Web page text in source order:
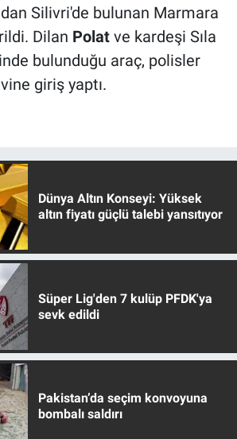
Silivri'de bulunan Marmara
Dilan Polatve kardeşi Sıla
bulunduğu araç, polisler
giriş yaptı.
Dünya Altın Konseyi: Yüksek
altın fiyatı güçlü talebi yansıtıyor
Süper Lig'den 7 kulüp PFDK'ya
sevk edildi
Pakistan’da seçim konvoyuna
bombalı saldırı